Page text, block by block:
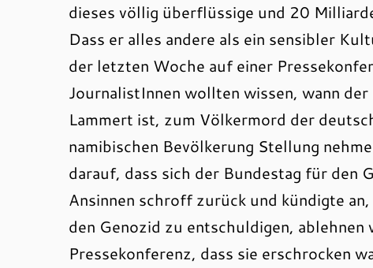
dieses völlig überflüssige und 20
Dass er alles andere als ein sensibler
der letzten Woche auf einer
JournalistInnen wollten wissen, wann
Lammert ist, zum Völkermord der
namibischen Bevölkerung Stellung
darauf, dass sich der Bundestag für den
Ansinnen schroff zurück und kündigte
den Genozid zu entschuldigen,
Pressekonferenz, dass sie erschrocken